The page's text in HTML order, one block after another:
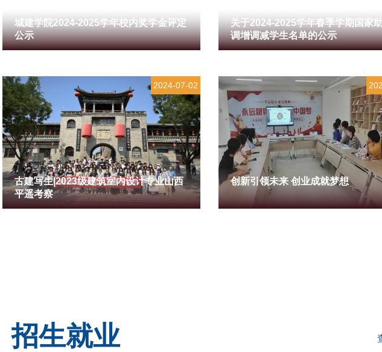
城建学院2024-2025学年校内奖学金评定
公示
关于2024-2025学年春季学期国家
调增调减学生名单的公示
2024-07-02
古建写生|2023级建筑室内设计专业山西
平遥考察
创新引领未来 创业成就梦想
招生就业